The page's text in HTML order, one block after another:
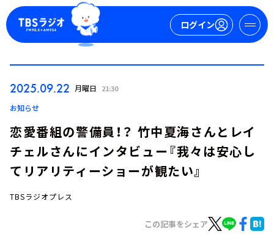
ログイン
2025.09.22 月曜日 21:30
お知らせ
恋愛番組の警備員！？ 竹中夏海さんとレイ
チェルさんにインタビュー『我々は安心し
てリアリティーショーが観たい』
TBSラジオプレス
この記事をシェア